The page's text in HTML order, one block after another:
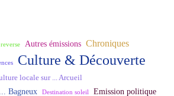
Autres émissions Chroniques
Culture & Découverte
locale sur ... Arcueil
Bagneux Destination soleil Emission politique